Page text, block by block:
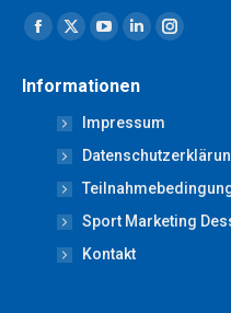
Finden Sie uns auf:
Facebook
opens
new
window
X
opens
in
new
window
YouTube
opens
in
new
window
Linkedin
opens
in
new
window
new
window
Informationen
Impressum
Sport Marketing
Kontakt